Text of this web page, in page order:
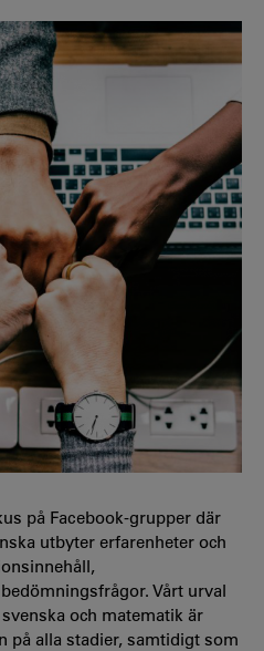
på Facebook-grupper där
utbyter erfarenheter och
Vårt urval
och matematik är
på alla stadier, samtidigt som